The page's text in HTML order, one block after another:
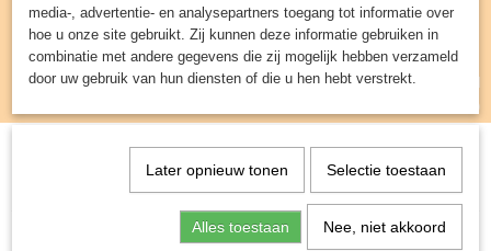
Inloggen Registreren
UW WINKELWAGEN
(0)
Miniature Gaming Board wargames - Mox
media-, advertentie- en analysepartners toegang tot informatie over
hoe u onze site gebruikt. Zij kunnen deze informatie gebruiken in
combinatie met andere gegevens die zij mogelijk hebben verzameld
door uw gebruik van hun diensten of die u hen hebt verstrekt.
Later opnieuw tonen Selectie toestaan
Alles toestaan Nee, niet akkoord